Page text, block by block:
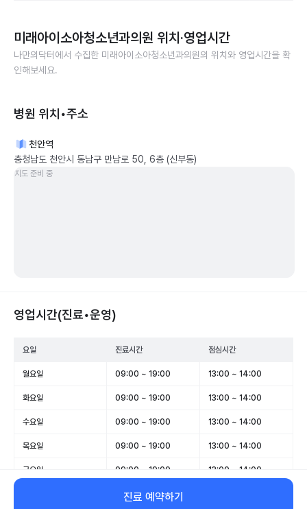
미래아이소아청소년과의원 위치·영업시간
나만의닥터에서 수집한 미래아이소아청소년과의원의 위치와 영업시간을 확
인해보세요.
병원 위치•주소
천안역
충청남도 천안시 동남구 만남로 50, 6층 (신부동)
지도 준비 중
영업시간(진료•운영)
요일 진료시간 점심시간
월요일 09:00 ~ 19:00 13:00 ~ 14:00
화요일 09:00 ~ 19:00 13:00 ~ 14:00
수요일 09:00 ~ 19:00 13:00 ~ 14:00
목요일 09:00 ~ 19:00 13:00 ~ 14:00
금요일 09:00 ~ 19:00 13:00 ~ 14:00
09:00 ~ 13:00
진료 예약하기